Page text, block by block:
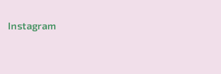
Instagram